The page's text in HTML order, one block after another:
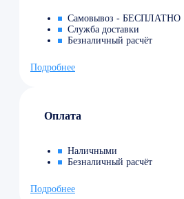
Самовывоз - БЕСПЛАТНО
Служба доставки
Безналичный расчёт
Подробнее
Оплата
Наличными
Безналичный расчёт
Подробнее